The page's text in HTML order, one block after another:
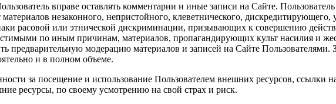
вправе оставлять комментарии и иные записи на Сайте.
незаконного, непристойного, клеветнического,
расовой или этнической дискриминации, призывающих к совершению
по иным причинам, материалов, пропагандирующих культ насилия и
предварительную модерацию материалов и записей на Сайте
и в полном объеме.
за посещение и использование Пользователем внешних ресурсов, ссылки
ресурсы, по своему усмотрению на свой страх и риск.